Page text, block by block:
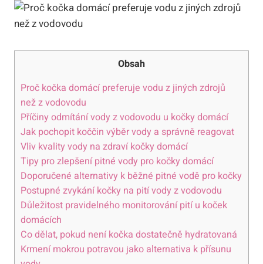
Obsah
Proč kočka domácí preferuje vodu z jiných zdrojů
než z vodovodu
Příčiny odmítání vody z vodovodu u kočky domácí
Jak pochopit koččin výběr vody a správně reagovat
Vliv kvality vody na zdraví kočky domácí
Tipy pro zlepšení pitné vody pro kočky domácí
Doporučené alternativy k běžné pitné vodě pro kočky
Postupné zvykání kočky na pití vody z vodovodu
Důležitost pravidelného monitorování pití u koček
domácích
Co dělat, pokud není kočka dostatečně hydratovaná
Krmení mokrou potravou jako alternativa k přísunu